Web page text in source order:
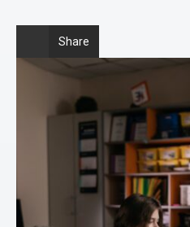
Share